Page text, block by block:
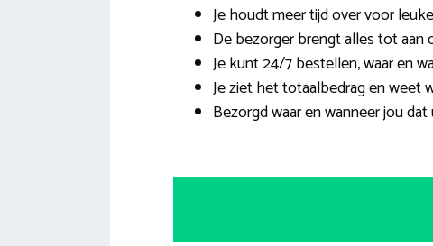
Je houdt meer tijd over voor
De bezorger brengt alles tot aan
Je kunt 24/7 bestellen, waar en
Je ziet het totaalbedrag en weet
Bezorgd waar en wanneer jou